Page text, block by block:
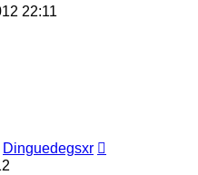
22:11
Dinguedegsxr